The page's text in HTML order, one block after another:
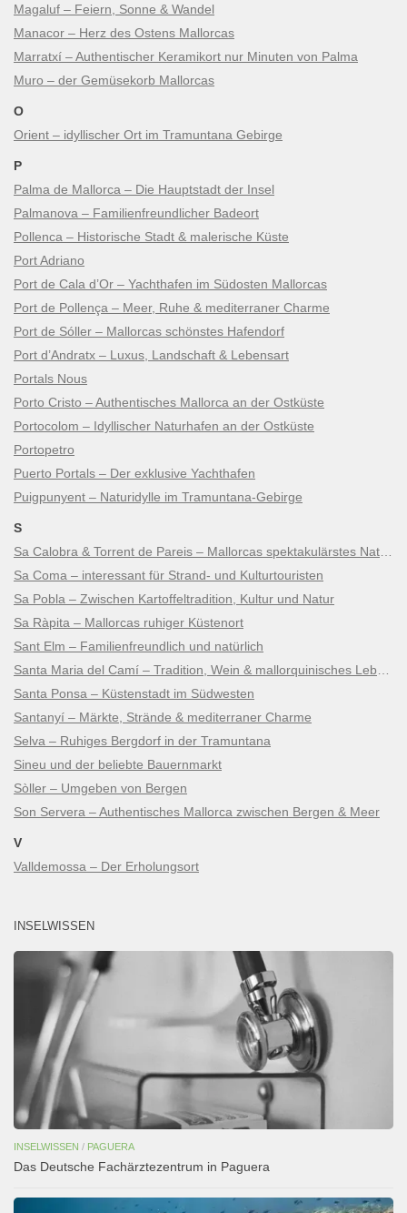
Magaluf – Feiern, Sonne & Wandel
Manacor – Herz des Ostens Mallorcas
Marratxí – Authentischer Keramikort nur Minuten von Palma
Muro – der Gemüsekorb Mallorcas
O
Orient – idyllischer Ort im Tramuntana Gebirge
P
Palma de Mallorca – Die Hauptstadt der Insel
Palmanova – Familienfreundlicher Badeort
Pollenca – Historische Stadt & malerische Küste
Port Adriano
Port de Cala d’Or – Yachthafen im Südosten Mallorcas
Port de Pollença – Meer, Ruhe & mediterraner Charme
Port de Sóller – Mallorcas schönstes Hafendorf
Port d’Andratx – Luxus, Landschaft & Lebensart
Portals Nous
Porto Cristo – Authentisches Mallorca an der Ostküste
Portocolom – Idyllischer Naturhafen an der Ostküste
Portopetro
Puerto Portals – Der exklusive Yachthafen
Puigpunyent – Naturidylle im Tramuntana-Gebirge
S
Sa Coma – interessant für Strand- und Kulturtouristen
Sa Pobla – Zwischen Kartoffeltradition, Kultur und Natur
Sa Ràpita – Mallorcas ruhiger Küstenort
Sant Elm – Familienfreundlich und natürlich
Santa Ponsa – Küstenstadt im Südwesten
Santanyí – Märkte, Strände & mediterraner Charme
Selva – Ruhiges Bergdorf in der Tramuntana
Sineu und der beliebte Bauernmarkt
Sòller – Umgeben von Bergen
Son Servera – Authentisches Mallorca zwischen Bergen & Meer
V
Valldemossa – Der Erholungsort
INSELWISSEN
INSELWISSEN / PAGUERA
Das Deutsche Fachärztezentrum in Paguera